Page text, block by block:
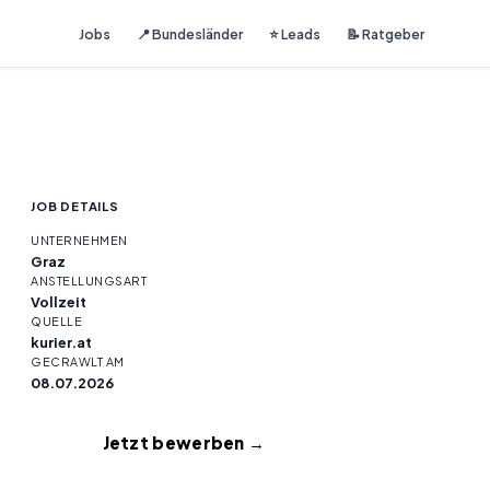
Jobs 📍 Bundesländer ⭐ Leads 📝 Ratgeber
JOB DETAILS
UNTERNEHMEN
Graz
ANSTELLUNGSART
Vollzeit
QUELLE
kurier.at
GECRAWLT AM
08.07.2026
Jetzt bewerben →